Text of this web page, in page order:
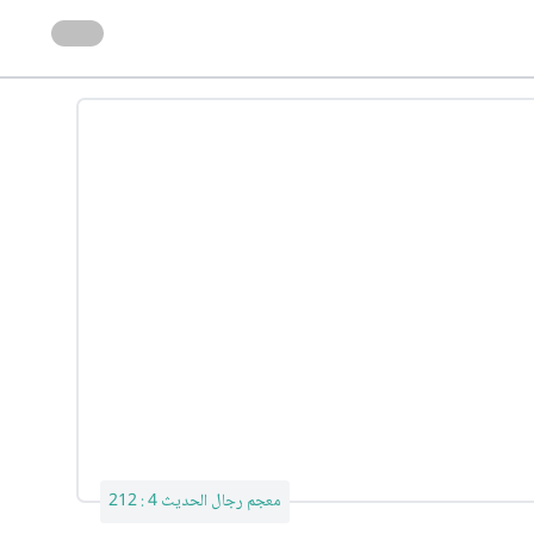
معجم رجال الحديث 4 : 212